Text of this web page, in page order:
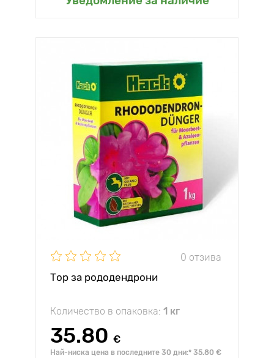
0 отзива
Тор за рододендрони
Количество в опаковка: 1 кг
35.80 €
Най-ниска цена в последните 30 дни:* 35.80 €